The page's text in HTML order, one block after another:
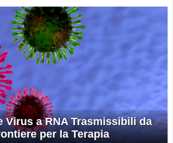
Virus a RNA Trasmissibili da
per la Terapia